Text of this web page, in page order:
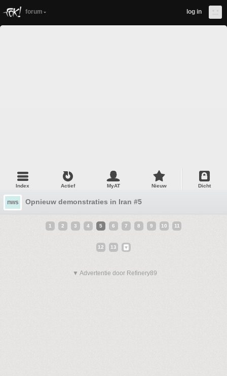
forum log in
Index Actief MyAT Nieuw Dicht
nws Opnieuw demonstraties in Iran #5
1 2 3 4 5 6 7 8 9 10 11
12 13
▼ Advertentie door Refinery89